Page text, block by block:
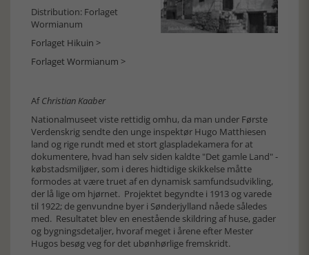
Distribution: Forlaget
Wormianum
Forlaget Hikuin >
Forlaget Wormianum >
AfChristian Kaaber
Nationalmuseet viste rettidig omhu, da man under Første
Verdenskrig sendte den unge inspektør Hugo Matthiesen
land og rige rundt med et stort glaspladekamera for at
dokumentere, hvad han selv siden kaldte "Det gamle Land" -
købstadsmiljøer, som i deres hidtidige skikkelse måtte
formodes at være truet af en dynamisk samfundsudvikling,
der lå lige om hjørnet. Projektet begyndte i 1913 og varede
til 1922; de genvundne byer i Sønderjylland nåede således
med. Resultatet blev en enestående skildring af huse, gader
og bygningsdetaljer, hvoraf meget i årene efter Mester
Hugos besøg veg for det ubønhørlige fremskridt.